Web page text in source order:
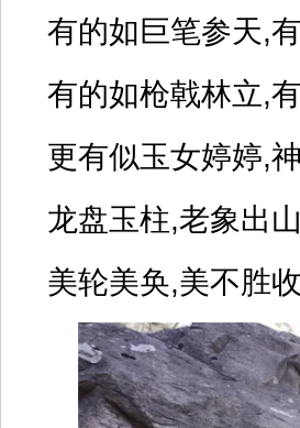
有的如巨笔参天,
有的如枪戟林立,
更有似玉女婷婷,
龙盘玉柱,老象出
美轮美奂,美不胜收